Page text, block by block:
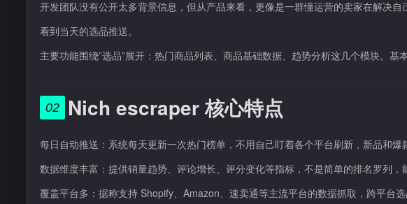
开发团队没有公开太多背景信息，但从产品来看，更像是一群懂运营的卖家在解决
看到当天的选品推送。
主要功能围绕”选品”展开：热门商品列表、商品基础数据、趋势分析这几个模块。基
02 Nich escraper 核心特点
每日自动推送：系统每天更新一次热门榜单，不用自己盯着各个平台刷新，新品和爆
数据维度丰富：提供销量趋势、评论增长、评分变化等指标，不是简单的排名罗列，
覆盖平台多：据称支持 Shopify、Amazon、速卖通等主流平台的数据抓取，跨平台选